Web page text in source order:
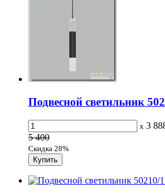
Подвесной светильник
x 3
5 400
Скидка 28%